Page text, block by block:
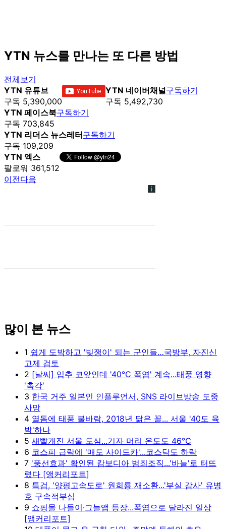
YTN 뉴스를 만나는 또 다른 방법
전체보기
YTN 유튜브
구독 5,390,000
YTN 네이버채널
구독 5,492,730
구독하기
YTN 페이스북
구독 703,845
구독하기
YTN 리더스 뉴스레터
구독 109,209
구독하기
YTN 엑스
팔로워 361,512
이전다음
많이 본 뉴스
1 쉽게 도박하고 '빚쟁이' 되는 군인들…국방부, 자진신
고제 검토
2 [날씨] 입추 코앞인데 '40℃ 폭염' 계속...태풍 영향
'촉각'
3 한국 거주 일본인 인플루언서, SNS 라이브방송 도중
사망
4 열돔에 태풍 불바람, 2018년 닮은 꼴... 서울 '40도 육
박'하나
5 새빨개진 서울 도심...기자 머리 온도도 46℃
6 코스피 급락에 '매도 사이드카'...코스닥도 하락
7 '풍선효과' 확인된 캄보디아 범죄조직...'바늘'로 터뜨
렸다 [앵커리포트]
8 특검, '양평고속도로' 원희룡 재소환...'부실 감사' 유병
호 구속적부심
9 쇼핑몰 나들이·그늘앱 등장...폭염으로 달라진 일상
[앵커리포트]